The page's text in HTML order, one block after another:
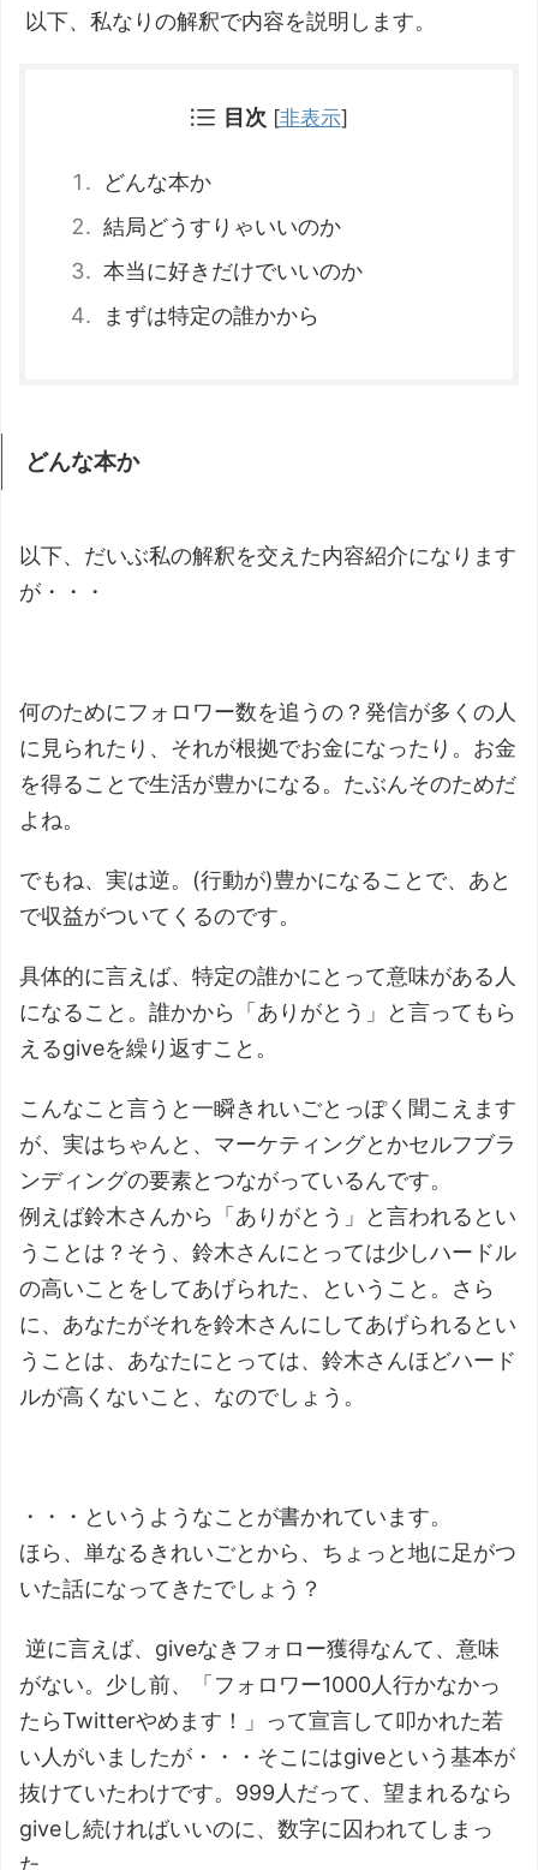
以下、私なりの解釈で内容を説明します。
目次 [非表示]
どんな本か
結局どうすりゃいいのか
本当に好きだけでいいのか
まずは特定の誰かから
どんな本か
以下、だいぶ私の解釈を交えた内容紹介になります
が・・・
何のためにフォロワー数を追うの？発信が多くの人
に見られたり、それが根拠でお金になったり。お金
を得ることで生活が豊かになる。たぶんそのためだ
よね。
でもね、実は逆。(行動が)豊かになることで、あと
で収益がついてくるのです。
具体的に言えば、特定の誰かにとって意味がある人
になること。誰かから「ありがとう」と言ってもら
えるgiveを繰り返すこと。
こんなこと言うと一瞬きれいごとっぽく聞こえます
が、実はちゃんと、マーケティングとかセルフブラ
ンディングの要素とつながっているんです。
例えば鈴木さんから「ありがとう」と言われるとい
うことは？そう、鈴木さんにとっては少しハードル
の高いことをしてあげられた、ということ。さら
に、あなたがそれを鈴木さんにしてあげられるとい
うことは、あなたにとっては、鈴木さんほどハード
ルが高くないこと、なのでしょう。
・・・というようなことが書かれています。
ほら、単なるきれいごとから、ちょっと地に足がつ
いた話になってきたでしょう？
逆に言えば、giveなきフォロー獲得なんて、意味
がない。少し前、「フォロワー1000人行かなかっ
たらTwitterやめます！」って宣言して叩かれた若
い人がいましたが・・・そこにはgiveという基本が
抜けていたわけです。999人だって、望まれるなら
giveし続ければいいのに、数字に囚われてしまっ
た。